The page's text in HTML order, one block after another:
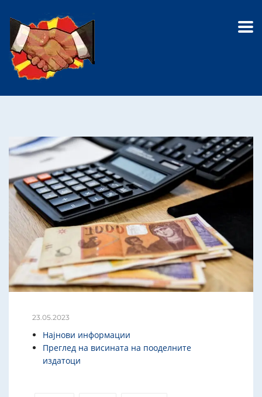
23.05.2023
Најнови информации
Преглед на висината на пооделните
издатоци